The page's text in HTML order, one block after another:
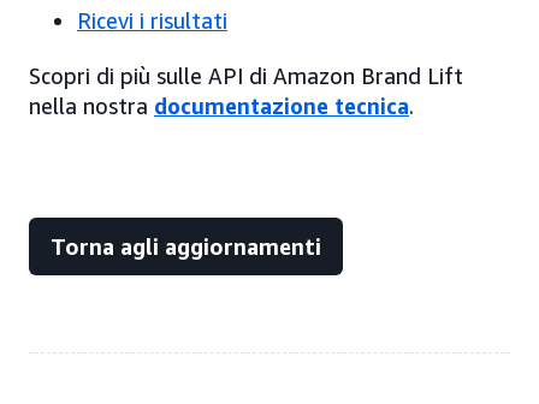
Ricevi i risultati
Scopri di più sulle API di Amazon Brand Lift
nella nostra documentazione tecnica.
Torna agli aggiornamenti